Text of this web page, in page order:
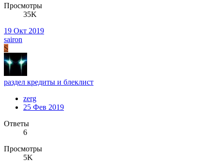
Просмотры
35K
19 Окт 2019
sairon
S
раздел кредиты и блеклист
zerg
25 Фев 2019
Ответы
6
Просмотры
5K